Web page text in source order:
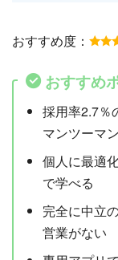
おすすめ度：
おすすめ
採用率2.7％
マンツーマ
個人に最適
で学べる
完全に中立
営業がない